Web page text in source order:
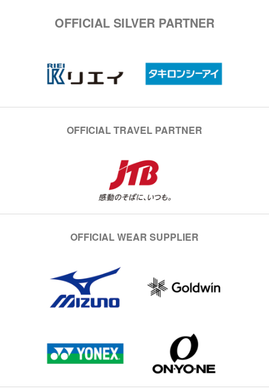
OFFICIAL SILVER PARTNER
OFFICIAL TRAVEL PARTNER
OFFICIAL WEAR SUPPLIER